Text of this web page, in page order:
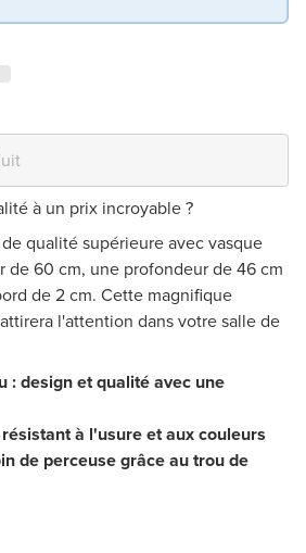
à un prix incroyable ?
qualité supérieure avec vasque
de 60 cm, une profondeur de 46 cm
de 2 cm. Cette magnifique
l'attention dans votre salle de
: design et qualité avec une
à l'usure et aux couleurs
de perceuse grâce au trou de